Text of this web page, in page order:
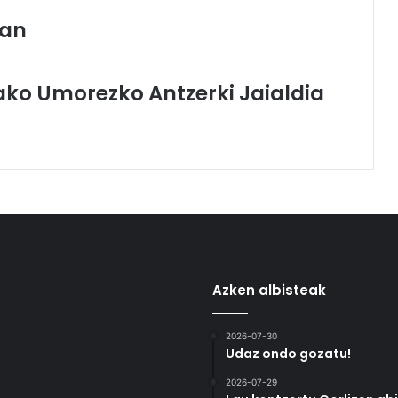
Umorezko Antzerki Jaialdia
Azken albisteak
2026-07-30
Udaz ondo gozatu!
2026-07-29